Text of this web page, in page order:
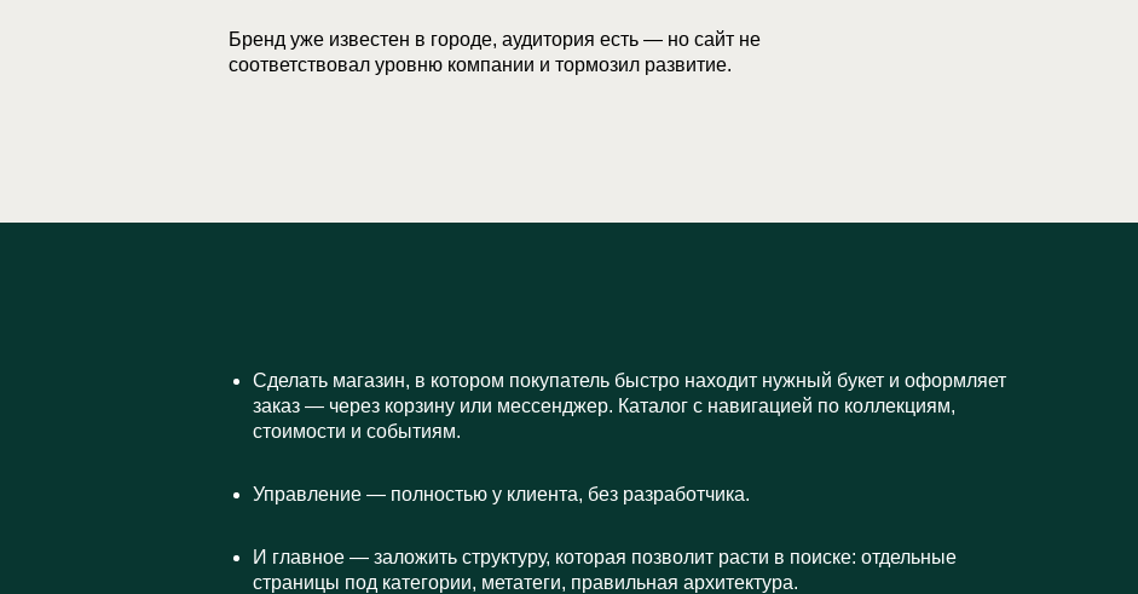
Бренд уже известен в городе, аудитория есть — но сайт не
соответствовал уровню компании и тормозил развитие.
Сделать магазин, в котором покупатель быстро находит нужный букет и оформляет
заказ — через корзину или мессенджер. Каталог с навигацией по коллекциям,
стоимости и событиям.
Управление — полностью у клиента, без разработчика.
И главное — заложить структуру, которая позволит расти в поиске: отдельные
страницы под категории, метатеги, правильная архитектура.